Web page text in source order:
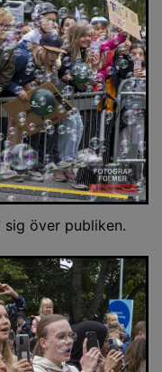
över publiken.